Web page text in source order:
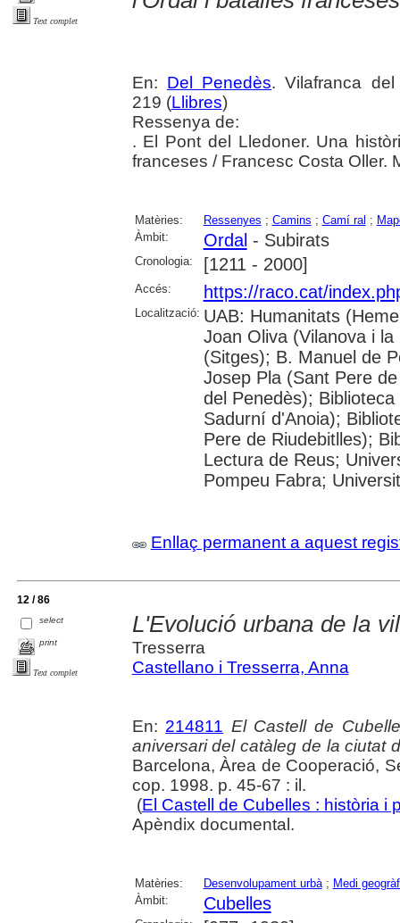
Text complet
En: Del Penedès. Vilafranca
219 (Llibres)
Ressenya de:
. El Pont del Lledoner. Una
franceses / Francesc Costa Oller.
Matèries: Ressenyes ; Camins ; Camí ral ;
Àmbit:
Ordal - Subirats
Cronologia: [1211 - 2000]
Accés: https://raco.cat/
Localització: UAB: Humanitats
Joan Oliva (Vilanova i
(Sitges); B. Manuel de
Josep Pla (Sant Pere
del Penedès);
Sadurní d'Anoia);
Pere de Riudebitlles);
Lectura de Reus;
Pompeu Fabra;
Enllaç permanent a aquest
12 / 86
select
print
Text complet
L'Evolució urbana de la
Tresserra
Castellano i Tresserra, Anna
En: 214811 El Castell de
aniversari del catàleg de la ciutat
Barcelona, Àrea de Cooperació,
cop. 1998. p. 45-67 : il.
(El Castell de Cubelles : història i
Apèndix documental.
Matèries: Desenvolupament urbà; Medi
Àmbit:
Cubelles